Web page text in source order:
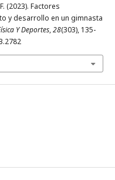
(2023). Factores
y desarrollo en un gimnasta
Y Deportes,28(303), 135-